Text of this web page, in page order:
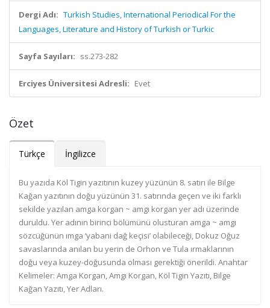
Dergi Adı: Turkish Studies, International Periodical For the
Languages, Literature and History of Turkish or Turkic
Sayfa Sayıları: ss.273-282
Erciyes Üniversitesi Adresli: Evet
Özet
Türkçe İngilizce
Bu yazıda Köl Tigin yazıtının kuzey yüzünün 8. satırı ile Bilge
Kağan yazıtının doğu yüzünün 31. satırında geçen ve iki farklı
sekilde yazılan amga korgan ~ amgı korgan yer adı üzerinde
duruldu. Yer adının birinci bölümünü olusturan amga ~ amgı
sözcüğünün ımga ‘yabani dağ keçisi’ olabileceği, Dokuz Oğuz
savaslarında anılan bu yerin de Orhon ve Tula ırmaklarının
doğu veya kuzey-doğusunda olması gerektiği önerildi. Anahtar
Kelimeler: Amga Korgan, Amgı Korgan, Köl Tigin Yazıtı, Bilge
Kağan Yazıtı, Yer Adları.